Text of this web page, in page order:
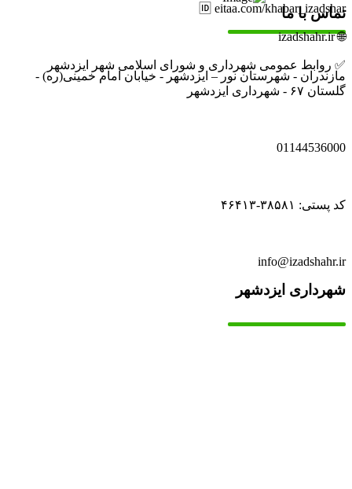
🆔 eitaa.com/khabar_izadshar
🌐 izadshahr.ir
✅ روابط عمومی شهرداری و شورای اسلامی شهر ایزدشهر
تماس با ما
مازندران - شهرستان نور – ایزدشهر - خیابان امام خمینی(ره) -
گلستان ۶۷ - شهرداری ایزدشهر
01144536000
کد پستی: ۳۸۵۸۱-۴۶۴۱۳
info@izadshahr.ir
شهرداری ایزدشهر